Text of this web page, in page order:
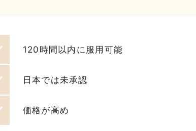
120時間以内に服用可能
日本では未承認
価格が高め